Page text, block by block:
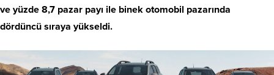
ve yüzde 8,7 pazar payı ile binek otomobil pazarında
dördüncü sıraya yükseldi.